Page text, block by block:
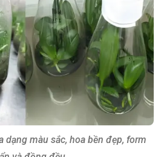
dạng màu sắc, hoa bền đẹp, form